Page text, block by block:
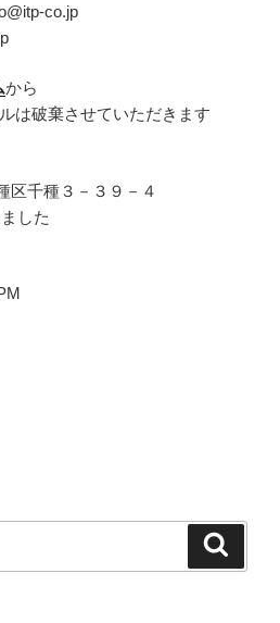
co.jp
から
は破棄させていただきます
区千種３－３９－４
した